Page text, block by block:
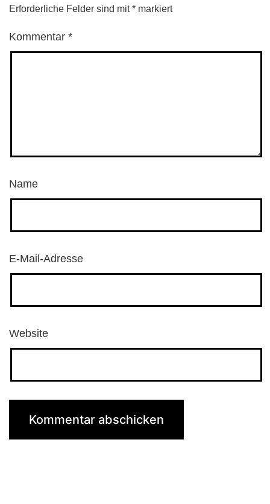
Erforderliche Felder sind mit* markiert
Kommentar *
Name
E-Mail-Adresse
Website